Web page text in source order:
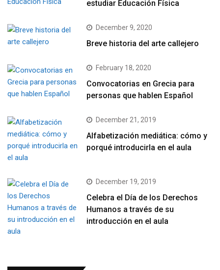
estudiar Educación Física
December 9, 2020
Breve historia del arte callejero
February 18, 2020
Convocatorias en Grecia para
personas que hablen Español
December 21, 2019
Alfabetización mediática: cómo y
porqué introducirla en el aula
December 19, 2019
Celebra el Día de los Derechos
Humanos a través de su
introducción en el aula